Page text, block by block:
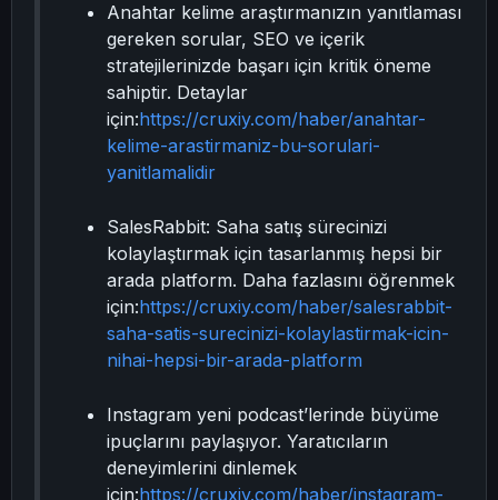
Anahtar kelime araştırmanızın yanıtlaması
gereken sorular, SEO ve içerik
stratejilerinizde başarı için kritik öneme
sahiptir. Detaylar
için:https://cruxiy.com/haber/anahtar-
kelime-arastirmaniz-bu-sorulari-
yanitlamalidir
SalesRabbit: Saha satış sürecinizi
kolaylaştırmak için tasarlanmış hepsi bir
arada platform. Daha fazlasını öğrenmek
için:https://cruxiy.com/haber/salesrabbit-
saha-satis-surecinizi-kolaylastirmak-icin-
nihai-hepsi-bir-arada-platform
Instagram yeni podcast’lerinde büyüme
ipuçlarını paylaşıyor. Yaratıcıların
deneyimlerini dinlemek
için:https://cruxiy.com/haber/instagram-